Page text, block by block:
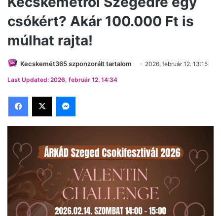
csókért? Akár 100.000 Ft is
múlhat rajta!
Kecskemét365 szponzorált tartalom 2026, február 12. 13:15
Last Updated: 2026, február 12. 14:34
Facebook
X Messenger